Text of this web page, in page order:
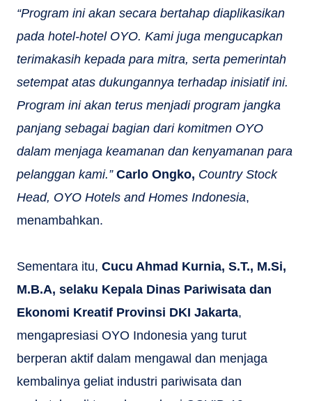
“Program ini akan secara bertahap diaplikasikan
pada hotel-hotel OYO. Kami juga mengucapkan
terimakasih kepada para mitra, serta pemerintah
setempat atas dukungannya terhadap inisiatif ini.
Program ini akan terus menjadi program jangka
panjang sebagai bagian dari komitmen OYO
dalam menjaga keamanan dan kenyamanan para
pelanggan kami.”Carlo Ongko, Country Stock
Head, OYO Hotels and Homes Indonesia,
menambahkan.
Sementara itu, Cucu Ahmad Kurnia, S.T., M.Si,
M.B.A, selaku Kepala Dinas Pariwisata dan
Ekonomi Kreatif Provinsi DKI Jakarta,
mengapresiasi OYO Indonesia yang turut
berperan aktif dalam mengawal dan menjaga
kembalinya geliat industri pariwisata dan